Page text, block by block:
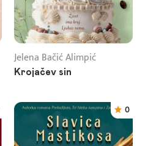
Jelena Bačić Alimpić
Krojačev sin
0